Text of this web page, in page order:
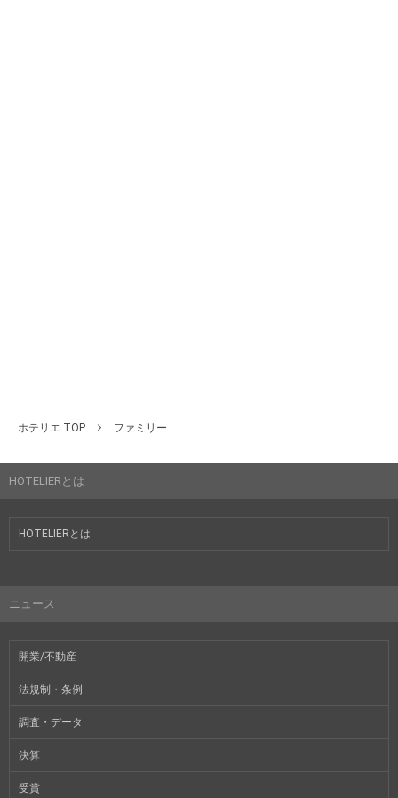
ホテリエ TOP ファミリー
HOTELIERとは
HOTELIERとは
ニュース
開業/不動産
法規制・条例
調査・データ
決算
受賞